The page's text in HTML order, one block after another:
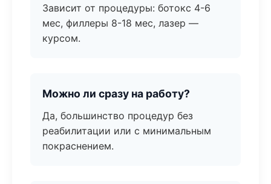
Зависит от процедуры: ботокс 4-6
мес, филлеры 8-18 мес, лазер —
курсом.
Можно ли сразу на работу?
Да, большинство процедур без
реабилитации или с минимальным
покраснением.